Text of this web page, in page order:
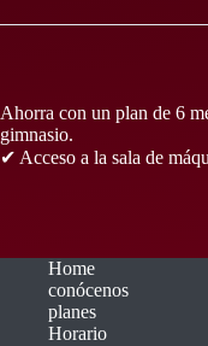
Ahorra con un plan de 6
gimnasio.
✔ Acceso a la sala de
Home
conócenos
planes
Horario